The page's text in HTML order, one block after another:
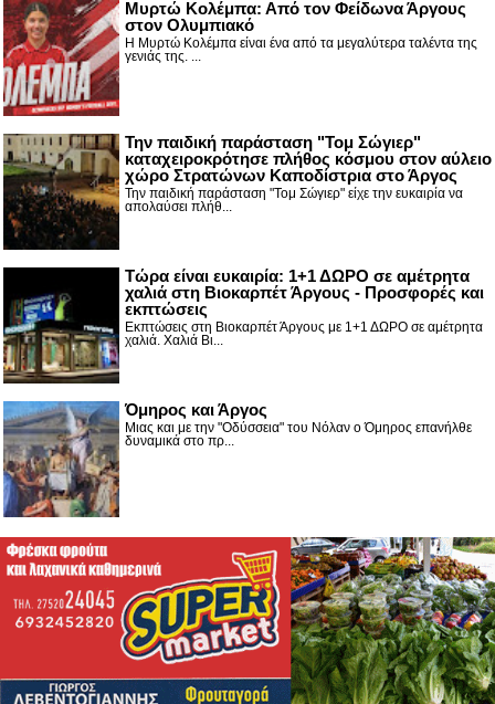
Μυρτώ Κολέμπα: Από τον Φείδωνα Άργους
στον Ολυμπιακό
Η Μυρτώ Κολέμπα είναι ένα από τα μεγαλύτερα ταλέντα της
γενιάς της. ...
Την παιδική παράσταση "Τομ Σώγιερ"
καταχειροκρότησε πλήθος κόσμου στον αύλειο
χώρο Στρατώνων Καποδίστρια στο Άργος
Την παιδική παράσταση "Τομ Σώγιερ" είχε την ευκαιρία να
απολαύσει πλήθ...
Τώρα είναι ευκαιρία: 1+1 ΔΩΡΟ σε αμέτρητα
χαλιά στη Βιοκαρπέτ Άργους - Προσφορές και
εκπτώσεις
Εκπτώσεις στη Βιοκαρπέτ Άργους με 1+1 ΔΩΡΟ σε αμέτρητα
χαλιά. Χαλιά Βι...
Όμηρος και Άργος
Μιας και με την "Οδύσσεια" του Νόλαν ο Όμηρος επανήλθε
δυναμικά στο πρ...